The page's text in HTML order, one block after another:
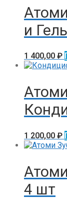
и
1 400,00 ₽
1 200,00 ₽
4 шт